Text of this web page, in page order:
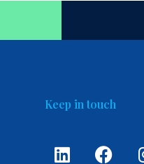
Keep in touch